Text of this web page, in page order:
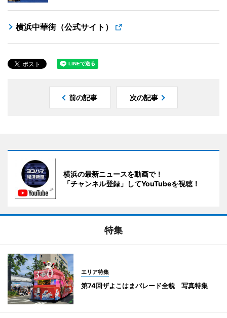
横浜中華街（公式サイト）
前の記事 次の記事
横浜の最新ニュースを動画で！
「チャンネル登録」してYouTubeを視聴！
特集
エリア特集
第74回ザよこはまパレード全貌 写真特集